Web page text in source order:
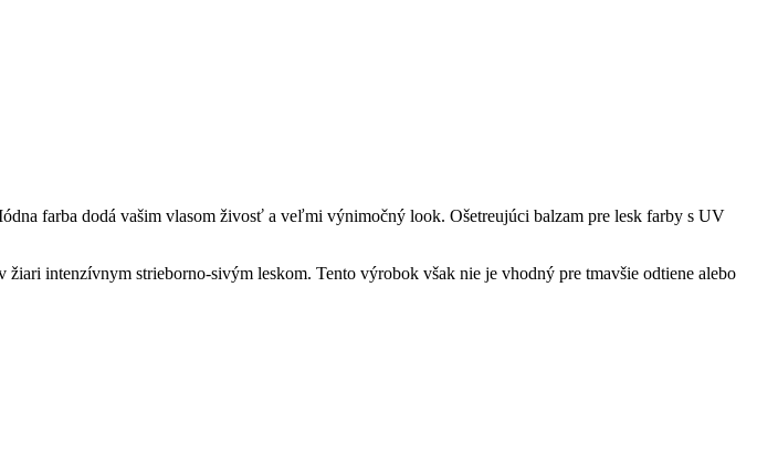
farba dodá vašim vlasom živosť a veľmi výnimočný look. Ošetreujúci balzam pre lesk farby s UV
intenzívnym strieborno-sivým leskom. Tento výrobok však nie je vhodný pre tmavšie odtiene alebo